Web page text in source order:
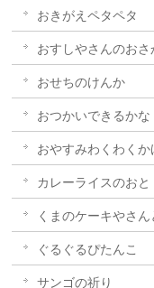
おきがえペタペタ
おすしやさんのおさ
おせちのけんか
おつかいできるかな
おやすみわくわくか
カレーライスのおと
くまのケーキやさ
ぐるぐるぴたんこ
サンゴの祈り